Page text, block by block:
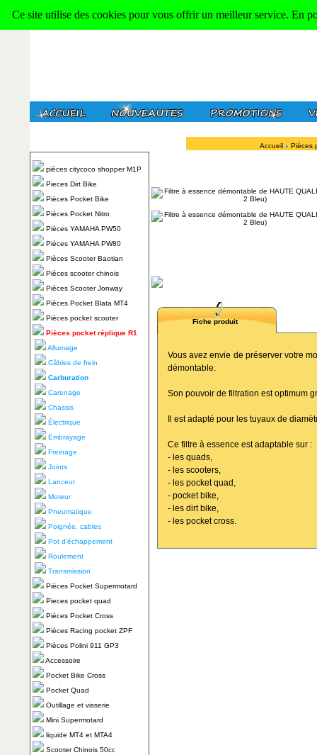
pièces citycoco shopper M1P
Pieces Dirt Bike
Pièces Pocket Bike
Pièces Pocket Nitro
Pièces YAMAHA PW50
Pièces YAMAHA PW80
Pièces Scooter Baotian
Pièces scooter chinois
Pièces Scooter Jonway
Pièces Pocket Blata MT4
Pièces pocket scooter
Pièces pocket réplique R1
Allumage
Câbles de frein
Carburation
Carenage
Chassis
Électrique
Embrayage
Freinage
Joints
Lanceur
Moteur
Pneumatique
Poignée, cables
Pot d'échappement
Roulement
Transmission
Pièces Pocket Supermotard
Pieces pocket quad
Pièces Pocket Cross
Pièces Racing pocket ZPF
Pièces Polini 911 GP3
Accessoire
Pocket Bike Cross
Pocket Quad
Outillage et visserie
Mini Supermotard
liquide MT4 et MTA4
Scooter Chinois 50cc
Accueil Pièces
Fiche produit
Vous avez envie de préserver votre
démontable.
Son pouvoir de filtration est optimum
Il est adapté pour les tuyaux de
Ce filtre à essence est adaptable sur :
- les quads,
- les scooters,
- les pocket quad,
- pocket bike,
- les dirt bike,
- les pocket cross.
Ce site utilise des cookies pour vous offrir un meilleur service. En